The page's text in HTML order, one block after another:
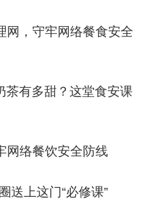
网，守牢网络餐食安全
茶有多甜？这堂食安课
网络餐饮安全防线
送上这门“必修课”